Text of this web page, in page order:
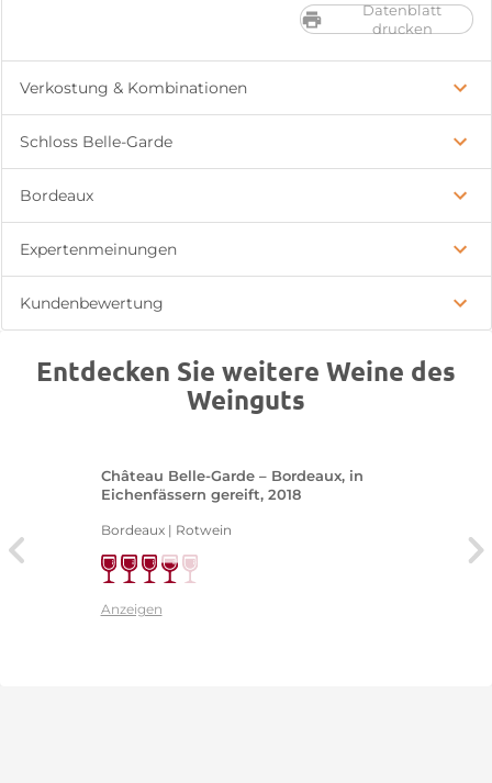
Datenblatt
drucken
Verkostung & Kombinationen
Schloss Belle-Garde
Bordeaux
Expertenmeinungen
Kundenbewertung
Entdecken Sie weitere Weine des
Weinguts
Château Belle-Garde – Bordeaux, in
Eichenfässern gereift, 2018
Bordeaux | Rotwein
Anzeigen